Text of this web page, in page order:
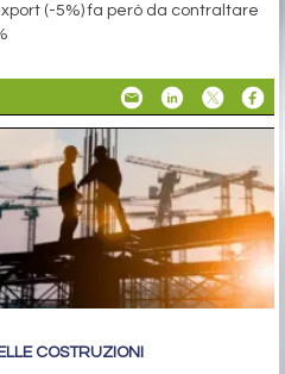
(-5%) fa però da contraltare
COSTRUZIONI